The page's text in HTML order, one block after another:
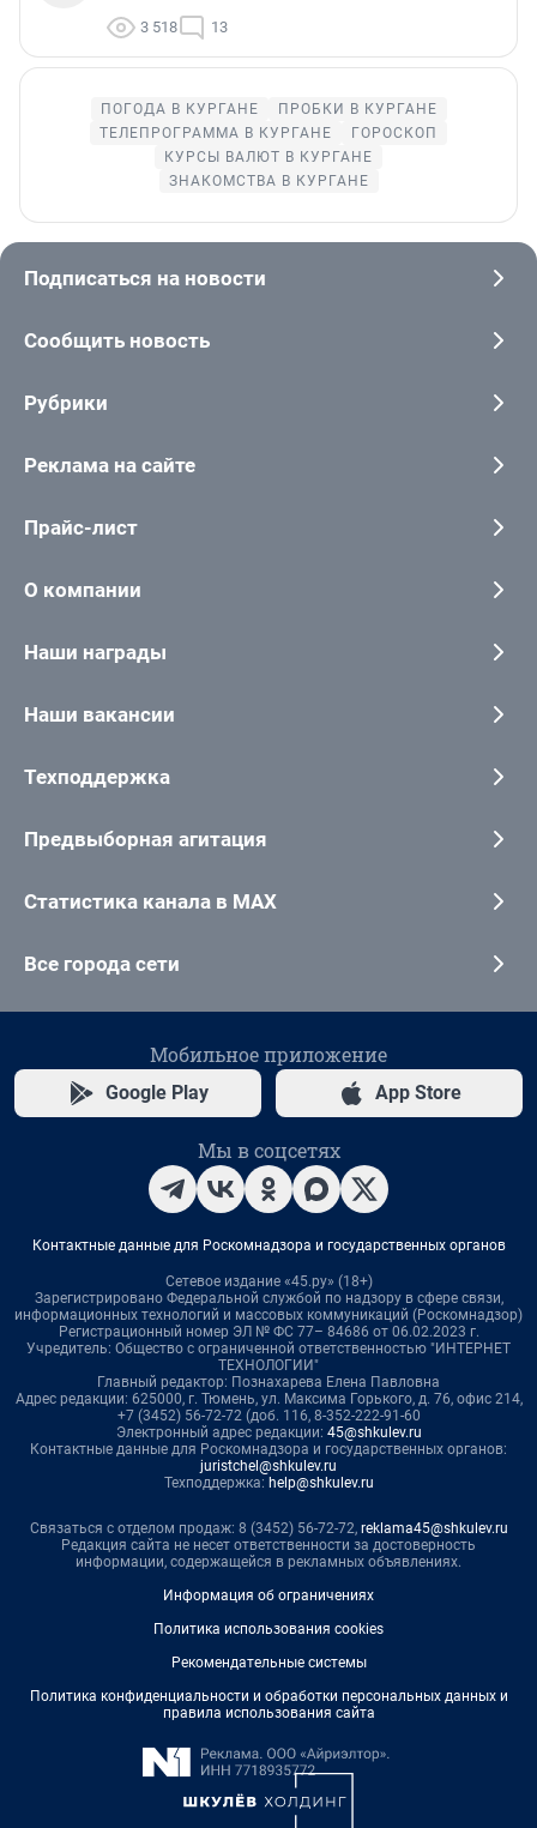
3 518 13
ПОГОДА В КУРГАНЕ
ПРОБКИ В КУРГАНЕ
ТЕЛЕПРОГРАММА В КУРГАНЕ
ГОРОСКОП
КУРСЫ ВАЛЮТ В КУРГАНЕ
ЗНАКОМСТВА В КУРГАНЕ
Подписаться на новости
Сообщить новость
Рубрики
Реклама на сайте
Прайс-лист
О компании
Наши награды
Наши вакансии
Техподдержка
Предвыборная агитация
Статистика канала в MAX
Все города сети
Мобильное приложение
Google Play App Store
Мы в соцсетях
Контактные данные для Роскомнадзора и государственных органов
Сетевое издание «45.ру» (18+)
Зарегистрировано Федеральной службой по надзору в сфере связи,
информационных технологий и массовых коммуникаций (Роскомнадзор)
Регистрационный номер ЭЛ № ФС 77– 84686 от 06.02.2023 г.
Учредитель: Общество с ограниченной ответственностью "ИНТЕРНЕТ
ТЕХНОЛОГИИ"
Главный редактор: Познахарева Елена Павловна
Адрес редакции: 625000, г. Тюмень, ул. Максима Горького, д. 76, офис 214,
+7 (3452) 56-72-72 (доб. 116, 8-352-222-91-60
Электронный адрес редакции: 45@shkulev.ru
Контактные данные для Роскомнадзора и государственных органов:
juristchel@shkulev.ru
Техподдержка: help@shkulev.ru
Связаться с отделом продаж: 8 (3452) 56-72-72, reklama45@shkulev.ru
Редакция сайта не несет ответственности за достоверность
информации, содержащейся в рекламных объявлениях.
Информация об ограничениях
Политика использования cookies
Рекомендательные системы
Политика конфиденциальности и обработки персональных данных и
правила использования сайта